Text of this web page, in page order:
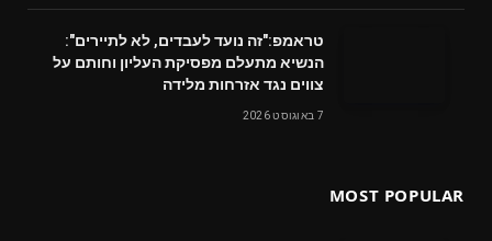
טראמפ:"זה נועד לעבדים, לא לתיירים":
הנשיא מתעלם מפסיקת העליון וחותם על
צווים נגד אזרחות מלידה
7 באוגוסט 2026
MOST POPULAR